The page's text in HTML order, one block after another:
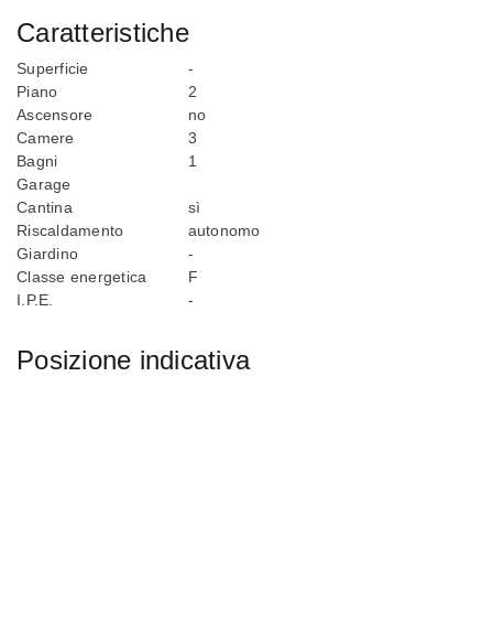
Caratteristiche
Superficie
-
Piano
2
Ascensore
no
Camere
3
Bagni
1
Garage
Cantina
sì
Riscaldamento
autonomo
Giardino
-
Classe energetica
F
I.P.E.
-
Posizione indicativa